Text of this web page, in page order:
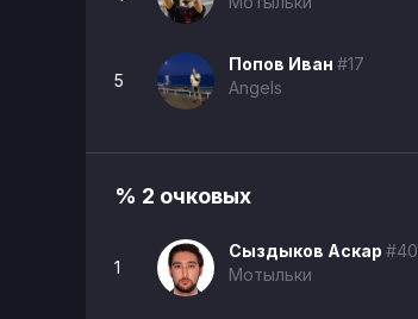
5
Попов Иван #17
Angels
% 2 очковых
1
Сыздыков Аскар #40
Мотыльки